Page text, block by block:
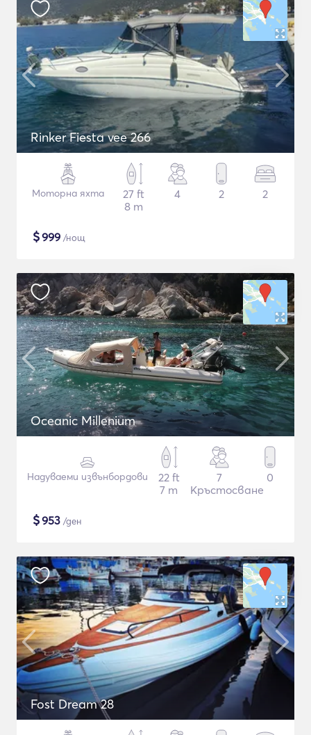
Rinker Fiesta vee 266
Моторна яхта
27 ft
8 m
4 2 2
$999 /нощ
Oceanic Millenium
Надуваеми извънбордови
22 ft
7 m
7
Кръстосване
0
$953 /ден
Fost Dream 28